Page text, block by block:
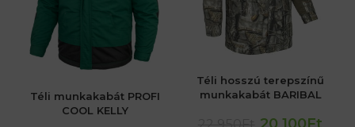
Téli munkakabát PROFI
COOL KELLY
Téli hosszú terepszínű
munkakabát BARIBAL
20 100Ft